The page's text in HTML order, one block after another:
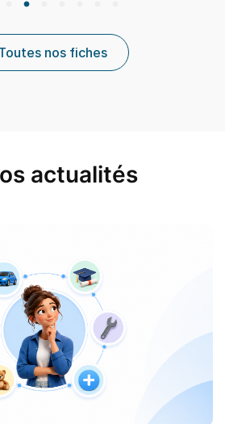
nos fiches
actualités